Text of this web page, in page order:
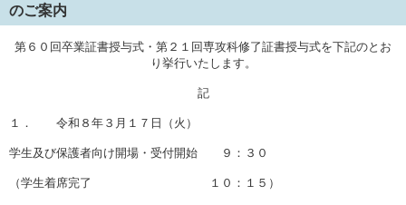
のご案内
第６０回卒業証書授与式・第２１回専攻科修了証書授与式を下記のとお
り挙行いたします。
記
１． 令和８年３月１７日（火）
学生及び保護者向け開場・受付開始 ９：３０
（学生着席完了 １０：１５）